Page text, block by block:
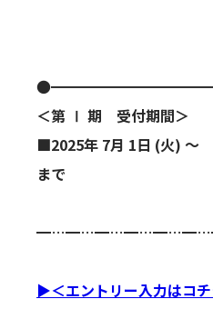
＜第 Ⅰ 期 受付期間＞
■2025年 7月 1日 (火) ～
まで
▶＜エントリー入力はコ